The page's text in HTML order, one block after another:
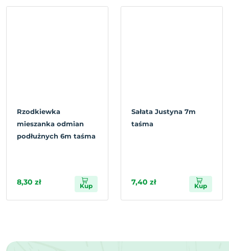
Rzodkiewka
mieszanka odmian
podłużnych 6m taśma
8,30 zł Kup
Sałata Justyna 7m
taśma
7,40 zł Kup